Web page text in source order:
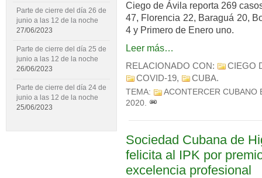
Ciego de Ávila reporta 269
47, Florencia 22, Baraguá 20,
4 y Primero de Enero uno.
Leer más…
RELACIONADO CON:
CIEGO
COVID-19, CUBA.
TEMA:
ACONTERCER CUBANO
2020.
Sociedad Cubana de
felicita al IPK por
excelencia profesional
Parte de cierre del día 26 de
junio a las 12 de la noche
27/06/2023
Parte de cierre del día 25 de
junio a las 12 de la noche
26/06/2023
Parte de cierre del día 24 de
junio a las 12 de la noche
25/06/2023